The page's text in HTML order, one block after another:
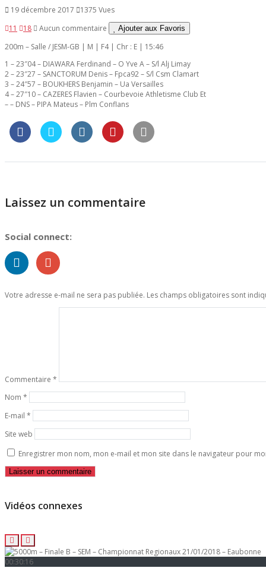
19 décembre 2017
1375 Vues
11
18 Aucun commentaire Ajouter aux Favoris
200m – Salle / JESM-GB | M | F4 | Chr : E | 15:46
1 – 23″04 – DIAWARA Ferdinand – O Yve A – S/l Alj Limay
2 – 23″27 – SANCTORUM Denis – Fpca92 – S/l Csm Clamart
3 – 24″57 – BOUKHERS Benjamin – Ua Versailles
4 – 27″10 – CAZERES Flavien – Courbevoie Athletisme Club Et
– – DNS – PIPA Mateus – Plm Conflans
Laissez un commentaire
Social connect:
Votre adresse e-mail ne sera pas publiée. Les champs obligatoires sont
Commentaire *
Nom *
E-mail *
Site web
Enregistrer mon nom, mon e-mail et mon site dans le navigateur pour
Vidéos connexes
00:30:16